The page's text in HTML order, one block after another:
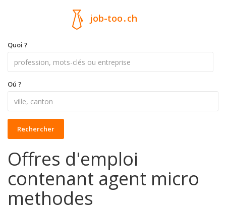
job-too.ch
Quoi ?
Oú ?
Rechercher
Offres d'emploi
contenant agent micro
methodes